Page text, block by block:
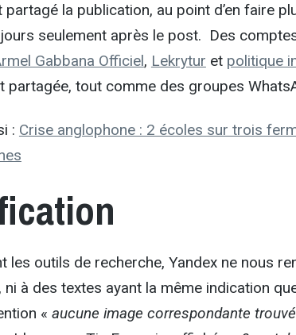
partagé la publication, au point d’en faire
seulement après le post. Des
Gabbana Officiel, Lekrytur et politique
partagée, tout comme des groupes
: Crise anglophone : 2 écoles sur trois
les outils de recherche, Yandex ne nous
ni à des textes ayant la même indication
« aucune image correspondante